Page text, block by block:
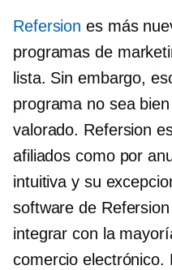
Refersion es más
programas de
lista. Sin embargo,
programa no sea
valorado. Refersion
afiliados como por
intuitiva y su
software de
integrar con la
comercio electrónico.